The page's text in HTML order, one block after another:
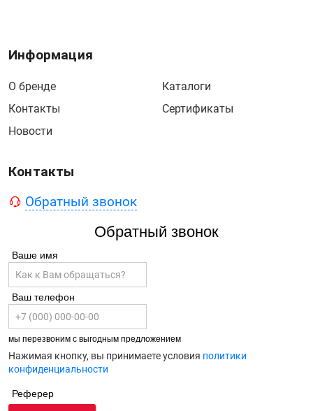
Информация
О бренде
Контакты
Новости
Каталоги
Сертификаты
Контакты
Обратный звонок
Обратный звонок
Ваше имя
Ваш телефон
мы перезвоним с выгодным предложением
Нажимая кнопку, вы принимаете условия политики
конфиденциальности
Реферер